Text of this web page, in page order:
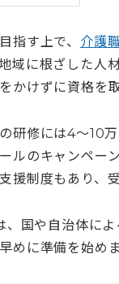
指す上で、 介護
域に根ざした人
かけずに資格を
研修には4〜10
ルのキャンペー
援制度もあり、
国や自治体によ
めに準備を始め